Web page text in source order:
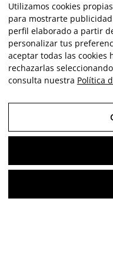
Utilizamos cookies
para mostrarte
perfil elaborado a partir
personalizar tus
aceptar todas las cookies
rechazarlas
consulta nuestra Política